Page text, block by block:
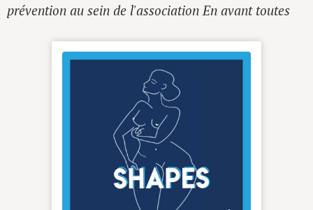
prévention au sein de l'association En avant toutes